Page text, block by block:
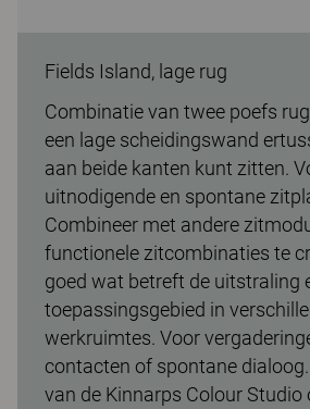
Fields Island, lage rug
Combinatie van twee poefs
een lage scheidingswand
aan beide kanten kunt zitten.
uitnodigende en spontane
Combineer met andere
functionele zitcombinaties te
goed wat betreft de uitstraling
toepassingsgebied in
werkruimtes. Voor
contacten of spontane
van de Kinnarps Colour Studio